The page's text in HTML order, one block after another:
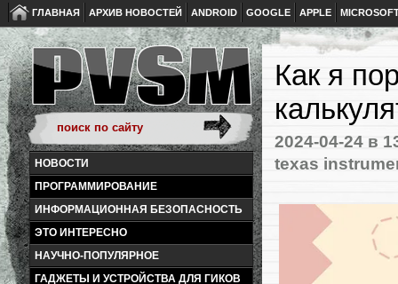
ГЛАВНАЯ АРХИВ НОВОСТЕЙ ANDROID GOOGLE APPLE
НОВОСТИ
ПРОГРАММИРОВАНИЕ
ИНФОРМАЦИОННАЯ БЕЗОПАСНОСТЬ
ЭТО ИНТЕРЕСНО
НАУЧНО-ПОПУЛЯРНОЕ
ГАДЖЕТЫ И УСТРОЙСТВА ДЛЯ ГИКОВ
Как я
2024-04-24 в
texas